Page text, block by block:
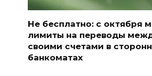
Не бесплатно: с октября
лимиты на переводы
своими счетами в
банкоматах